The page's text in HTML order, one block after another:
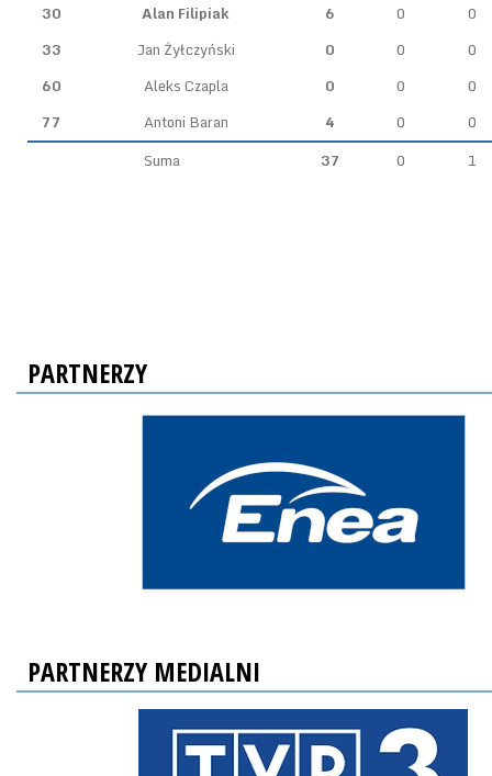
30
Alan Filipiak 6 0
0
33
Jan Żyłczyński 0 0
0
60
Aleks Czapla 0 0
0
77
Antoni Baran 4 0
0
Suma
37 0 1
PARTNERZY
PARTNERZY MEDIALNI